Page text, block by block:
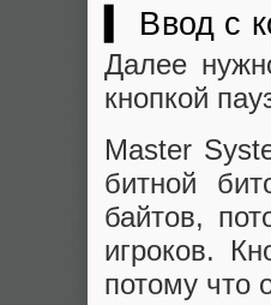
▍ Ввод с
Далее
кнопкой
Master
битной
байтов,
игроков.
потому что